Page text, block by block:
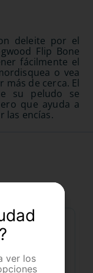
deleite por el
Flip Bone
fácilmente el
o vea
más de cerca. El
su peludo se
que ayuda a
las encías.
ver los